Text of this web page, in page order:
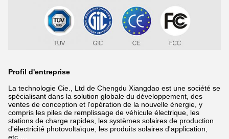
Profil d'entreprise
La technologie Cie., Ltd de Chengdu Xiangdao est une société se
spécialisant dans la solution globale du développement, des
ventes de conception et l'opération de la nouvelle énergie, y
compris les piles de remplissage de véhicule électrique, les
stations de charge rapides, les systèmes solaires de production
d'électricité photovoltaïque, les produits solaires d'application,
etc….